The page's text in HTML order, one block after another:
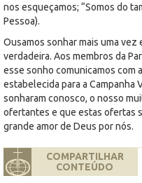
nos esqueçamos; “Somos do
Pessoa).
Ousamos sonhar mais uma
verdadeira. Aos membros da
esse sonho comunicamos com
estabelecida para a Campanha
sonharam conosco, o nosso
ofertantes e que estas ofertas
grande amor de Deus por nós.
COMPARTILHAR
CONTEÚDO